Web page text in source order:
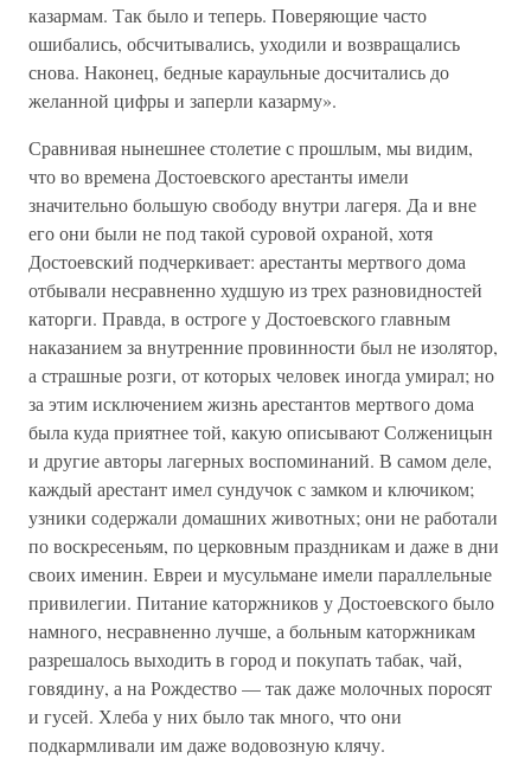
казармам. Так было и теперь. Поверяющие часто
ошибались, обсчитывались, уходили и возвращались
снова. Наконец, бедные караульные досчитались до
желанной цифры и заперли казарму».
Сравнивая нынешнее столетие с прошлым, мы видим,
что во времена Достоевского арестанты имели
значительно большую свободу внутри лагеря. Да и вне
его они были не под такой суровой охраной, хотя
Достоевский подчеркивает: арестанты мертвого дома
отбывали несравненно худшую из трех разновидностей
каторги. Правда, в остроге у Достоевского главным
наказанием за внутренние провинности был не изолятор,
а страшные розги, от которых человек иногда умирал; но
за этим исключением жизнь арестантов мертвого дома
была куда приятнее той, какую описывают Солженицын
и другие авторы лагерных воспоминаний. В самом деле,
каждый арестант имел сундучок с замком и ключиком;
узники содержали домашних животных; они не работали
по воскресеньям, по церковным праздникам и даже в дни
своих именин. Евреи и мусульмане имели параллельные
привилегии. Питание каторжников у Достоевского было
намного, несравненно лучше, а больным каторжникам
разрешалось выходить в город и покупать табак, чай,
говядину, а на Рождество — так даже молочных поросят
и гусей. Хлеба у них было так много, что они
подкармливали им даже водовозную клячу.